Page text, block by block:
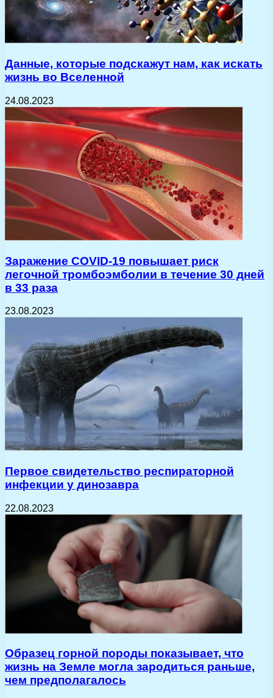
Данные, которые подскажут нам, как искать
жизнь во Вселенной
24.08.2023
Заражение COVID-19 повышает риск
легочной тромбоэмболии в течение 30 дней
в 33 раза
23.08.2023
Первое свидетельство респираторной
инфекции у динозавра
22.08.2023
Образец горной породы показывает, что
жизнь на Земле могла зародиться раньше,
чем предполагалось